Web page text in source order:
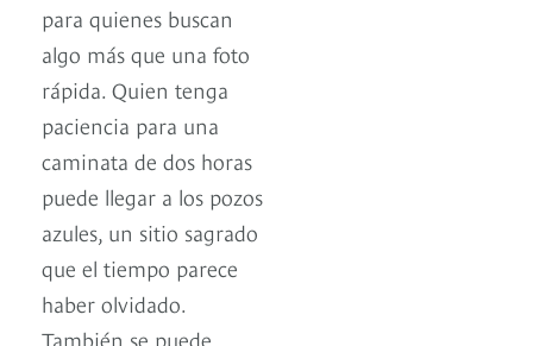
para quienes buscan
algo más que una foto
rápida. Quien tenga
paciencia para una
caminata de dos horas
puede llegar a los pozos
azules, un sitio sagrado
que el tiempo parece
haber olvidado.
También se puede